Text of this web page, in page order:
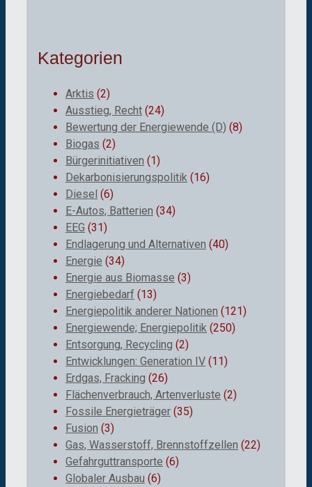
Kategorien
Arktis (2)
Ausstieg, Recht (24)
Bewertung der Energiewende (D) (8)
Biogas (2)
Bürgerinitiativen (1)
Dekarbonisierungspolitik (16)
Diesel (6)
E-Autos, Batterien (34)
EEG (31)
Endlagerung und Alternativen (40)
Energie (34)
Energie aus Biomasse (3)
Energiebedarf (13)
Energiepolitik anderer Nationen (121)
Energiewende; Energiepolitik (250)
Entsorgung, Recycling (2)
Entwicklungen: Generation IV (11)
Erdgas, Fracking (26)
Flächenverbrauch, Artenverluste (2)
Fossile Energieträger (35)
Fusion (3)
Gas, Wasserstoff, Brennstoffzellen (22)
Gefahrguttransporte (6)
Globaler Ausbau (6)